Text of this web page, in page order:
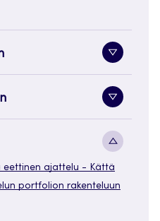
painike
painike
ajattelu - Kättä
portfolion rakenteluun